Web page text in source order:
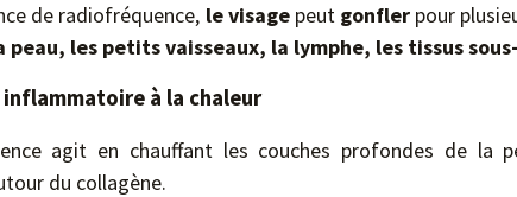
de radiofréquence, levisagepeut gonflerpour
peau, les petits vaisseaux, la lymphe, les tissus
à la chaleur
agit en chauffant les couches profondes de la
du collagène.